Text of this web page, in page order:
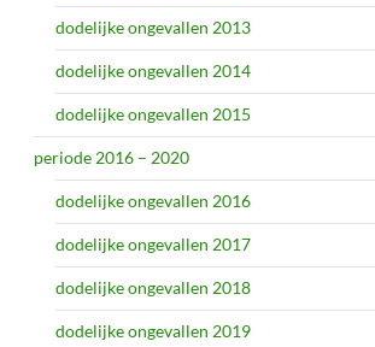
dodelijke ongevallen 2013
dodelijke ongevallen 2014
dodelijke ongevallen 2015
periode 2016 – 2020
dodelijke ongevallen 2016
dodelijke ongevallen 2017
dodelijke ongevallen 2018
dodelijke ongevallen 2019